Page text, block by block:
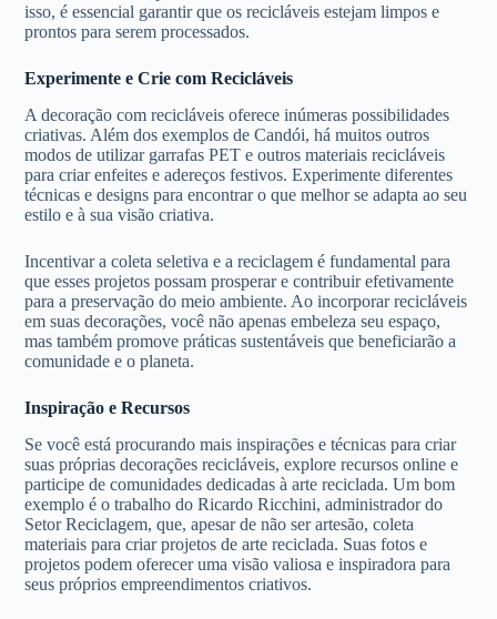
isso, é essencial garantir que os recicláveis estejam limpos e
prontos para serem processados.
Experimente e Crie com Recicláveis
A decoração com recicláveis oferece inúmeras possibilidades
criativas. Além dos exemplos de Candói, há muitos outros
modos de utilizar garrafas PET e outros materiais recicláveis
para criar enfeites e adereços festivos. Experimente diferentes
técnicas e designs para encontrar o que melhor se adapta ao seu
estilo e à sua visão criativa.
Incentivar a coleta seletiva e a reciclagem é fundamental para
que esses projetos possam prosperar e contribuir efetivamente
para a preservação do meio ambiente. Ao incorporar recicláveis
em suas decorações, você não apenas embeleza seu espaço,
mas também promove práticas sustentáveis que beneficiarão a
comunidade e o planeta.
Inspiração e Recursos
Se você está procurando mais inspirações e técnicas para criar
suas próprias decorações recicláveis, explore recursos online e
participe de comunidades dedicadas à arte reciclada. Um bom
exemplo é o trabalho do Ricardo Ricchini, administrador do
Setor Reciclagem, que, apesar de não ser artesão, coleta
materiais para criar projetos de arte reciclada. Suas fotos e
projetos podem oferecer uma visão valiosa e inspiradora para
seus próprios empreendimentos criativos.